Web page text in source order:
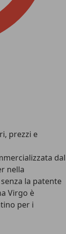
prezzi e
dal
nella
la patente
Virgo è
per i